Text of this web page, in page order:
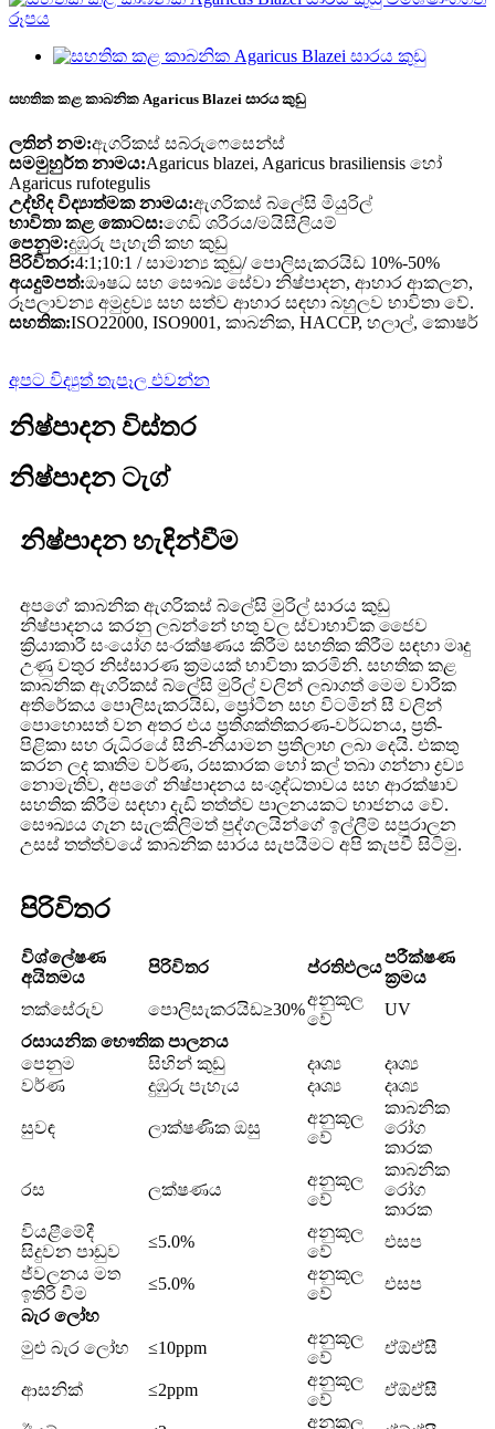
සහතික කළ කාබනික Agaricus Blazei සාරය කුඩු
ලතින් නම:ඇගරිකස් සබ්රුෆෙසෙන්ස්
සමමුහුර්ත නාමය:Agaricus blazei, Agaricus brasiliensis හෝ
Agaricus rufotegulis
උද්භිද විද්‍යාත්මක නාමය:ඇගරිකස් බ්ලේසි මියුරිල්
භාවිතා කළ කොටස:ගෙඩි ශරීරය/මයිසීලියම්
පෙනුම:දුඹුරු පැහැති කහ කුඩු
පිරිවිතර:4:1;10:1 / සාමාන්‍ය කුඩු/ පොලිසැකරයිඩ 10%-50%
අයදුම්පත්:ඖෂධ සහ සෞඛ්‍ය සේවා නිෂ්පාදන, ආහාර ආකලන,
රූපලාවන්‍ය අමුද්‍රව්‍ය සහ සත්ව ආහාර සඳහා බහුලව භාවිතා වේ.
සහතික:ISO22000, ISO9001, කාබනික, HACCP, හලාල්, කොෂර්
අපට විද්‍යුත් තැපෑල එවන්න
නිෂ්පාදන විස්තර
නිෂ්පාදන ටැග්
නිෂ්පාදන හැඳින්වීම
අපගේ කාබනික ඇගරිකස් බ්ලේසි මුරිල් සාරය කුඩු
නිෂ්පාදනය කරනු ලබන්නේ හතු වල ස්වාභාවික ජෛව
ක්‍රියාකාරී සංයෝග සංරක්ෂණය කිරීම සහතික කිරීම සඳහා මෘදු
උණු වතුර නිස්සාරණ ක්‍රමයක් භාවිතා කරමිනි. සහතික කළ
කාබනික ඇගරිකස් බ්ලේසි මුරිල් වලින් ලබාගත් මෙම වාරික
අතිරේකය පොලිසැකරයිඩ, ප්‍රෝටීන සහ විටමින් සී වලින්
පොහොසත් වන අතර එය ප්‍රතිශක්තිකරණ-වර්ධනය, ප්‍රති-
පිළිකා සහ රුධිරයේ සීනි-නියාමන ප්‍රතිලාභ ලබා දෙයි. එකතු
කරන ලද කෘතිම වර්ණ, රසකාරක හෝ කල් තබා ගන්නා ද්‍රව්‍ය
නොමැතිව, අපගේ නිෂ්පාදනය සංශුද්ධතාවය සහ ආරක්ෂාව
සහතික කිරීම සඳහා දැඩි තත්ත්ව පාලනයකට භාජනය වේ.
සෞඛ්‍යය ගැන සැලකිලිමත් පුද්ගලයින්ගේ ඉල්ලීම් සපුරාලන
උසස් තත්ත්වයේ කාබනික සාරය සැපයීමට අපි කැපවී සිටිමු.
පිරිවිතර
විශ්ලේෂණ
අයිතමය
පිරිවිතර ප්රතිඵලය
පරීක්ෂණ
ක්‍රමය
තක්සේරුව
පොලිසැකරයිඩ≥30%
අනුකූල
වේ
UV
රසායනික භෞතික පාලනය
පෙනුම
සිහින් කුඩු දෘශ්‍ය
දෘශ්‍ය
වර්ණ
දුඹුරු පැහැය දෘශ්‍ය දෘශ්‍ය
සුවඳ ලාක්ෂණික ඔසු
අනුකූල
වේ
කාබනික
රෝග
කාරක
රස ලක්ෂණය
අනුකූල
වේ
කාබනික
රෝග
කාරක
වියළීමේදී
සිදුවන පාඩුව
≤5.0%
අනුකූල
වේ
එසප
ජ්වලනය මත
ඉතිරි වීම
≤5.0%
අනුකූල
වේ
එසප
බැර ලෝහ
මුළු බැර ලෝහ
≤10ppm
අනුකූල
වේ
ඒඕඒසී
ආසනික් ≤2ppm
අනුකූල
වේ
ඒඕඒසී
අනුකූල